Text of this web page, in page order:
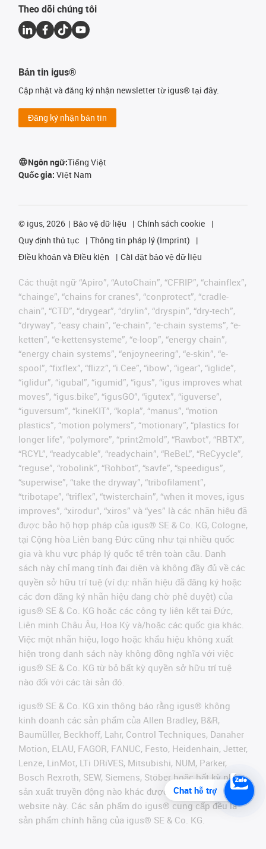
Theo dõi chúng tôi
Bản tin igus®
Cập nhật và đăng ký nhận newsletter từ igus® tại đây.
Đăng ký nhận bản tin
Ngôn ngữ:Tiếng Việt
Quốc gia: Việt Nam
© igus, 2026 Bảo vệ dữ liệu
Chính sách cookie
Quy định thủ tục
Thông tin pháp lý (Imprint)
Điều khoản và Điều kiện
Cài đặt bảo vệ dữ liệu
Các thuật ngữ “Apiro”, “AutoChain”, “CFRIP”, “chainflex”,
“chainge”, “chains for cranes”, “conprotect”, “cradle-
chain”, “CTD”, “drygear”, “drylin”, “dryspin”, “dry-tech”,
“dryway”, “easy chain”, “e-chain”, “e-chain systems”, “e-
ketten”, “e-kettensysteme”, “e-loop”, “energy chain”,
“energy chain systems”, “enjoyneering”, “e-skin”, “e-
spool”, “fixflex”, “flizz”, “i.Cee”, “ibow”, “igear”, “iglide”,
“iglidur”, “igubal”, “igumid”, “igus”, “igus improves what
moves”, “igus:bike”, “igusGO”, “igutex”, “iguverse”,
“iguversum”, “kineKIT”, “kopla”, “manus”, “motion
plastics”, “motion polymers”, “motionary”, “plastics for
longer life”, “polymore”, “print2mold”, “Rawbot”, “RBTX”,
“RCYL”, “readycable”, “readychain”, “ReBeL”, “ReCyycle”,
“reguse”, “robolink”, “Rohbot”, “savfe”, “speedigus”,
“superwise”, “take the dryway”, “tribofilament”,
“tribotape”, “triflex”, “twisterchain”, “when it moves, igus
improves”, “xirodur”, “xiros” và “yes” là các nhãn hiệu đã
được bảo hộ hợp pháp của igus® SE & Co. KG, Cologne,
tại Cộng hòa Liên bang Đức cũng như tại nhiều quốc
gia và khu vực pháp lý quốc tế trên toàn cầu. Danh
sách này chỉ mang tính đại diện và không đầy đủ về các
quyền sở hữu trí tuệ (ví dụ: nhãn hiệu đã đăng ký hoặc
các đơn đăng ký nhãn hiệu đang chờ phê duyệt) của
igus® SE & Co. KG hoặc các công ty liên kết tại Đức,
Liên minh Châu Âu, Hoa Kỳ và/hoặc các quốc gia khác.
Việc một nhãn hiệu, logo hoặc khẩu hiệu không xuất
hiện trong danh sách này không đồng nghĩa với việc
igus® SE & Co. KG từ bỏ bất kỳ quyền sở hữu trí tuệ
nào đối với các tài sản đó.
igus® SE & Co. KG xin thông báo rằng igus® không
kinh doanh các sản phẩm của Allen Bradley, B&R,
Baumüller, Beckhoff, Lahr, Control Techniques, Danaher
Motion, ELAU, FAGOR, FANUC, Festo, Heidenhain, Jetter,
Lenze, LinMot, LTi DRiVES, Mitsubishi, NUM, Parker,
Bosch Rexroth, SEW, Siemens, Stöber hoặc bất kỳ nhà
sản xuất truyền động nào khác được đề cập trên
website này. Các sản phẩm do igus® cung cấp đều là
sản phẩm chính hãng của igus® SE & Co. KG.
Chat hỗ trợ